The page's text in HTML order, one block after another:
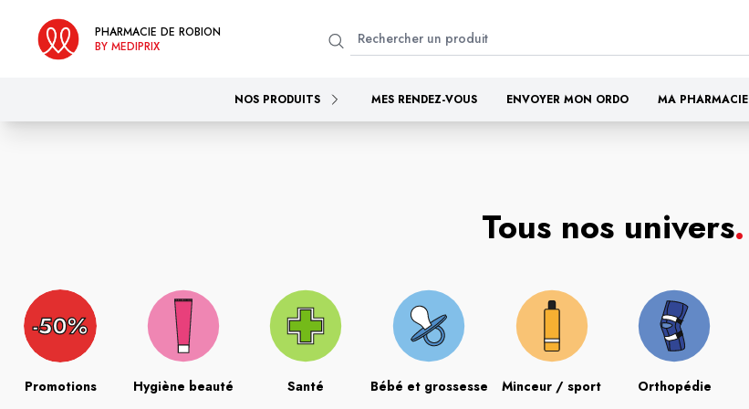
PHARMACIE DE ROBION
BY MEDIPRIX
NOS PRODUITS MES RENDEZ-VOUS ENVOYER MON ORDO MA PHARMACIE
Tous nos univers.
Promotions Hygiène beauté Santé Bébé et grossesse Minceur / sport Orthopédie